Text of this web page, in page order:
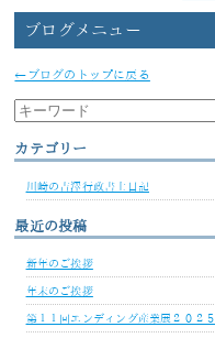
ブログメニュー
←ブログのトップに戻る
カテゴリー
川崎の吉澤行政書士日記
最近の投稿
新年のご挨拶
年末のご挨拶
第１１回エンディング産業展２０２５